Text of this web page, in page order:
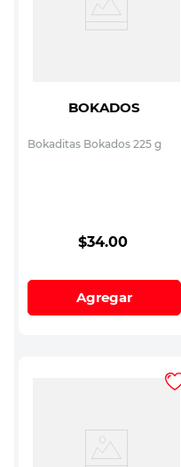
BOKADOS
Bokaditas Bokados 225 g
$34.00
Agregar